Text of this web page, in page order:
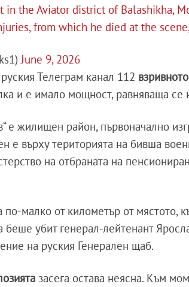
in the Aviator district of Balashikha,
from which he died at the
June 9, 2026
Телеграм канал 112
и е имало мощност, равняваща се
е жилищен район, първоначално
е върху територията на бивша
на отбраната на
по-малко от километър от мястото,
убит генерал-лейтенант
на руския Генерален щаб.
засега остава неясна. Към